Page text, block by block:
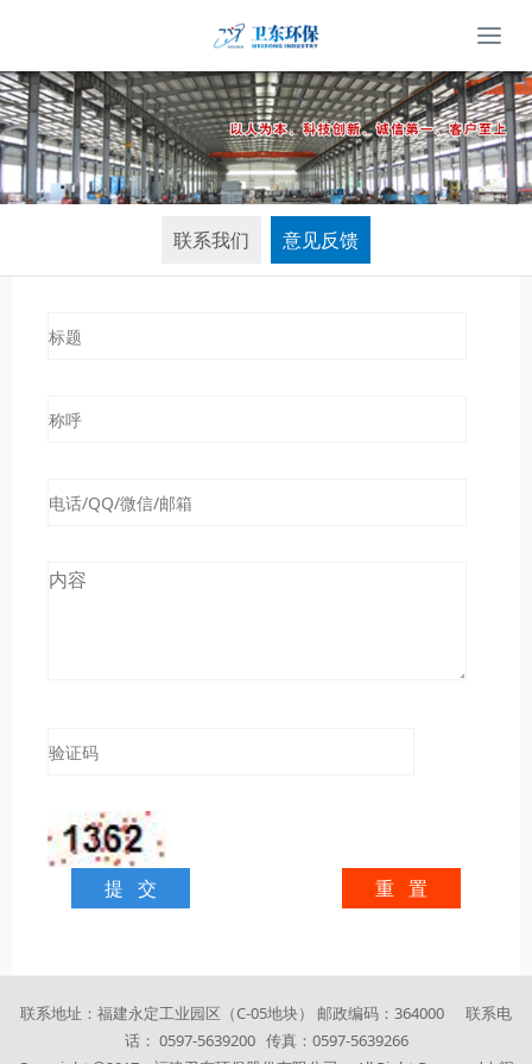
联系我们 意见反馈
联系地址：福建永定工业园区（C-05地块） 邮政编码：364000 联系电
话： 0597-5639200 传真：0597-5639266